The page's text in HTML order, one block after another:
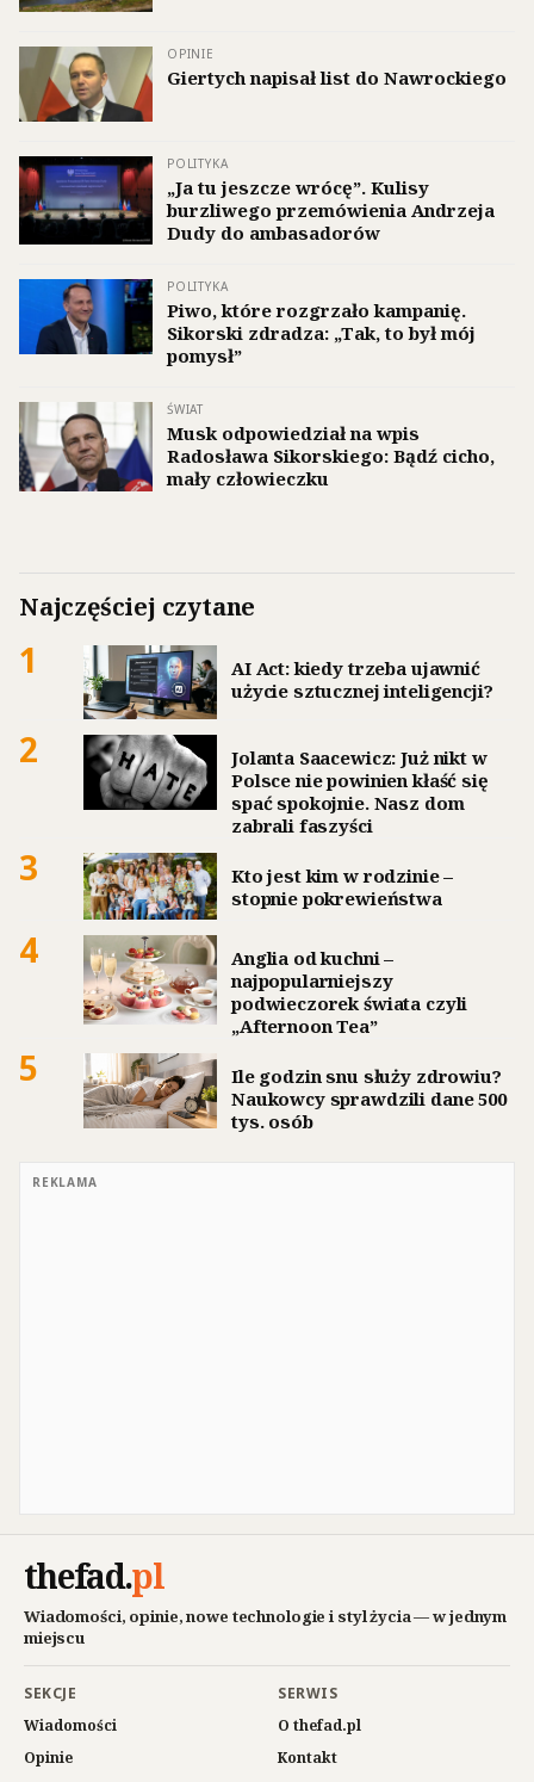
OPINIE
Giertych napisał list do Nawrockiego
POLITYKA
„Ja tu jeszcze wrócę”. Kulisy
burzliwego przemówienia Andrzeja
Dudy do ambasadorów
POLITYKA
Piwo, które rozgrzało kampanię.
Sikorski zdradza: „Tak, to był mój
pomysł”
ŚWIAT
Musk odpowiedział na wpis
Radosława Sikorskiego: Bądź cicho,
mały człowieczku
Najczęściej czytane
1
AI Act: kiedy trzeba ujawnić
użycie sztucznej inteligencji?
2
Jolanta Saacewicz: Już nikt w
Polsce nie powinien kłaść się
spać spokojnie. Nasz dom
zabrali faszyści
3
Kto jest kim w rodzinie –
stopnie pokrewieństwa
4
Anglia od kuchni –
najpopularniejszy
podwieczorek świata czyli
„Afternoon Tea”
5
Ile godzin snu służy zdrowiu?
Naukowcy sprawdzili dane 500
tys. osób
REKLAMA
thefad.pl
Wiadomości, opinie, nowe technologie i styl życia — w jednym
miejscu
SEKCJE
Wiadomości
Opinie
SERWIS
O thefad.pl
Kontakt